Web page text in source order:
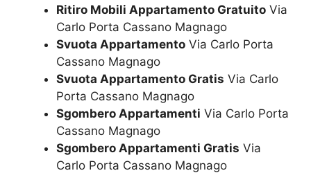
Ritiro Mobili Appartamento Gratuito Via
Carlo Porta Cassano Magnago
Svuota Appartamento Via Carlo Porta
Cassano Magnago
Svuota Appartamento Gratis Via Carlo
Porta Cassano Magnago
Sgombero Appartamenti Via Carlo Porta
Cassano Magnago
Sgombero Appartamenti Gratis Via
Carlo Porta Cassano Magnago